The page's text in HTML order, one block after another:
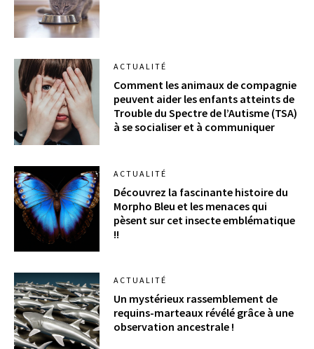
ACTUALITÉ
Comment les animaux de compagnie
peuvent aider les enfants atteints de
Trouble du Spectre de l’Autisme (TSA)
à se socialiser et à communiquer
ACTUALITÉ
Découvrez la fascinante histoire du
Morpho Bleu et les menaces qui
pèsent sur cet insecte emblématique
!!
ACTUALITÉ
Un mystérieux rassemblement de
requins-marteaux révélé grâce à une
observation ancestrale !